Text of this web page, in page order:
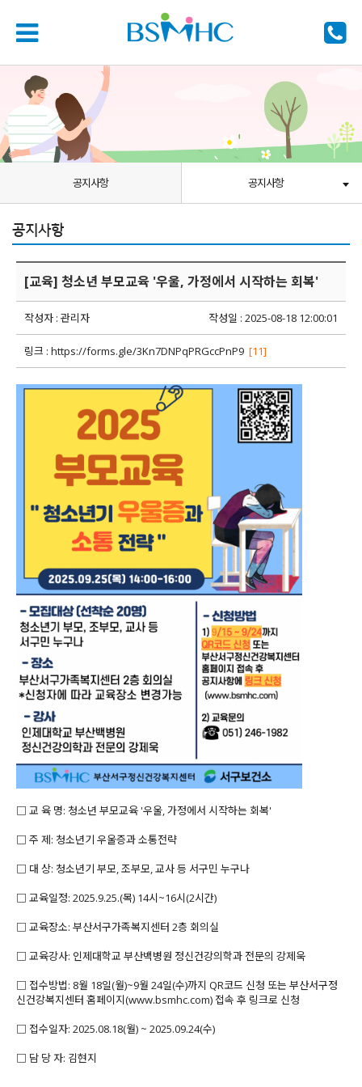
공지사항 공지사항
공지사항
[교육] 청소년 부모교육 '우울, 가정에서 시작하는 회복'
작성자 : 관리자 작성일 : 2025-08-18 12:00:01
링크 : https://forms.gle/3Kn7DNPqPRGccPnP9 [11]
□ 교 육 명: 청소년 부모교육 '우울, 가정에서 시작하는 회복'
□ 주 제: 청소년기 우울증과 소통전략
□ 대 상: 청소년기 부모, 조부모, 교사 등 서구민 누구나
□ 교육일정: 2025.9.25.(목) 14시~16시(2시간)
□ 교육장소: 부산서구가족복지센터 2층 회의실
□ 교육강사: 인제대학교 부산백병원 정신건강의학과 전문의 강제욱
□ 접수방법: 8월 18일(월)~9월 24일(수)까지 QR코드 신청 또는 부산서구정
신건강복지센터 홈페이지(www.bsmhc.com) 접속 후 링크로 신청
□ 접수일자: 2025.08.18(월) ~ 2025.09.24(수)
□ 담 당 자: 김현지